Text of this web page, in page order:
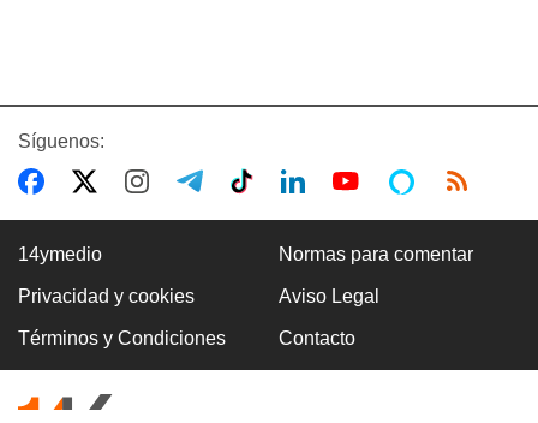
COMERCIO
La Cuevita, el verdadero mercado mayorista de
Cuba, abastece la economía nacional
Síguenos:
14ymedio Normas para comentar
Privacidad y cookies Aviso Legal
Términos y Condiciones Contacto